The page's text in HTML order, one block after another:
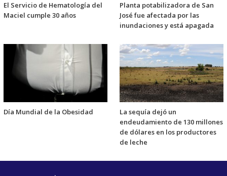
El Servicio de Hematología del
Maciel cumple 30 años
Planta potabilizadora de San
José fue afectada por las
inundaciones y está apagada
Día Mundial de la Obesidad
La sequía dejó un
endeudamiento de 130 millones
de dólares en los productores
de leche